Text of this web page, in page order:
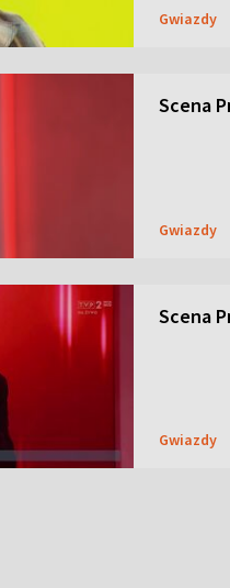
Gwiazdy
Scena
Gwiazdy
Scena
Gwiazdy